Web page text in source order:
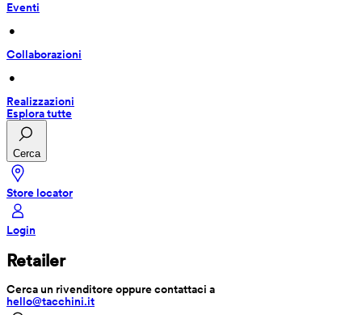
Eventi
•
Collaborazioni
•
Realizzazioni
Esplora tutte
Cerca
Store locator
Login
Retailer
Cerca un rivenditore oppure contattaci a
hello@tacchini.it